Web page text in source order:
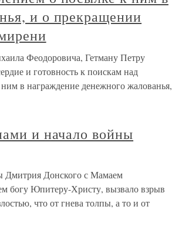
и о прекращении
Феодоровича, Гетману Петру
и готовность к поискам над
в награждение денежного жалованья,
и начало войны
Дмитрия Донского с Мамаем
богу Юпитеру-Христу, вызвало взрыв
что от гнева толпы, а то и от